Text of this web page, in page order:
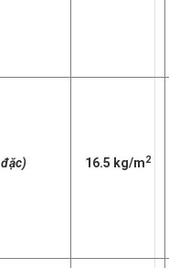
đặc)
16.5 kg/m2